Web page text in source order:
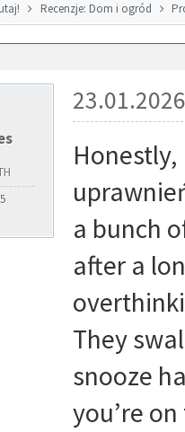
Recenzje: Dom i ogród
Honestly,
a bunch
after a
They
snooze
you’re